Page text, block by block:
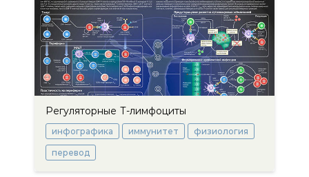
Регуляторные Т-лимфоциты
инфографика иммунитет физиология
перевод